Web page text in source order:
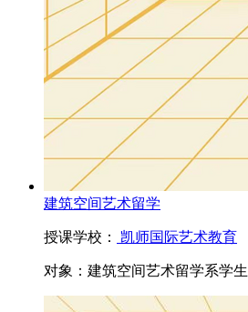
建筑空间艺术留学
授课学校： 凯师国际艺术教育
对象： 建筑空间艺术留学系学生